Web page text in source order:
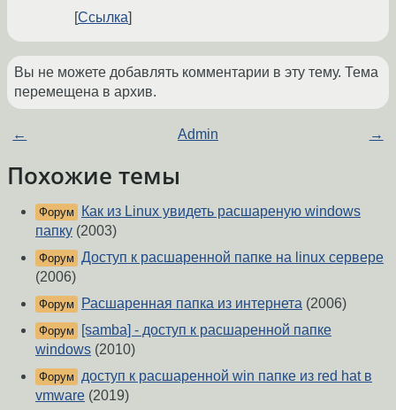
Ссылка
Вы не можете добавлять комментарии в эту тему. Тема
перемещена в архив.
← Admin →
Похожие темы
Форум
Как из Linux увидеть расшареную windows
папку (2003)
Форум Доступ к расшаренной папке на linux сервере
(2006)
Форум Расшаренная папка из интернета (2006)
Форум
[samba] - доступ к расшаренной папке
windows (2010)
Форум
доступ к расшаренной win папке из red hat в
vmware (2019)